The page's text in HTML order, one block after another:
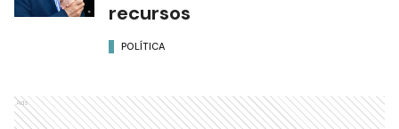
recursos
POLÍTICA
Ads